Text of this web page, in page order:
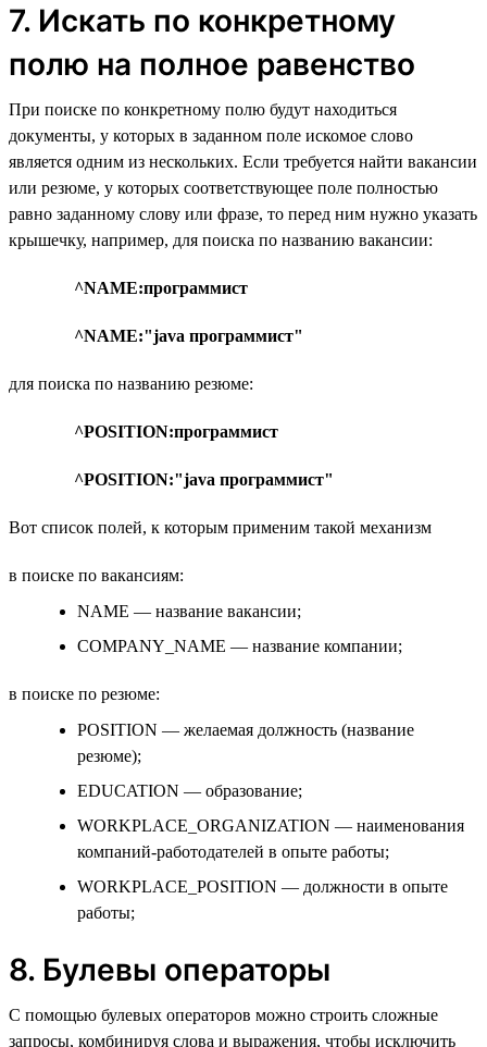
7. Искать по конкретному
полю на полное равенство
При поиске по конкретному полю будут находиться
документы, у которых в заданном поле искомое слово
является одним из нескольких. Если требуется найти вакансии
или резюме, у которых соответствующее поле полностью
равно заданному слову или фразе, то перед ним нужно указать
крышечку, например, для поиска по названию вакансии:
^NAME:программист
^NAME:"java программист"
для поиска по названию резюме:
^POSITION:программист
^POSITION:"java программист"
Вот список полей, к которым применим такой механизм
в поиске по вакансиям:
NAME — название вакансии;
COMPANY_NAME — название компании;
в поиске по резюме:
POSITION — желаемая должность (название
резюме);
EDUCATION — образование;
WORKPLACE_ORGANIZATION — наименования
компаний-работодателей в опыте работы;
WORKPLACE_POSITION — должности в опыте
работы;
8. Булевы операторы
С помощью булевых операторов можно строить сложные
запросы, комбинируя слова и выражения, чтобы исключить